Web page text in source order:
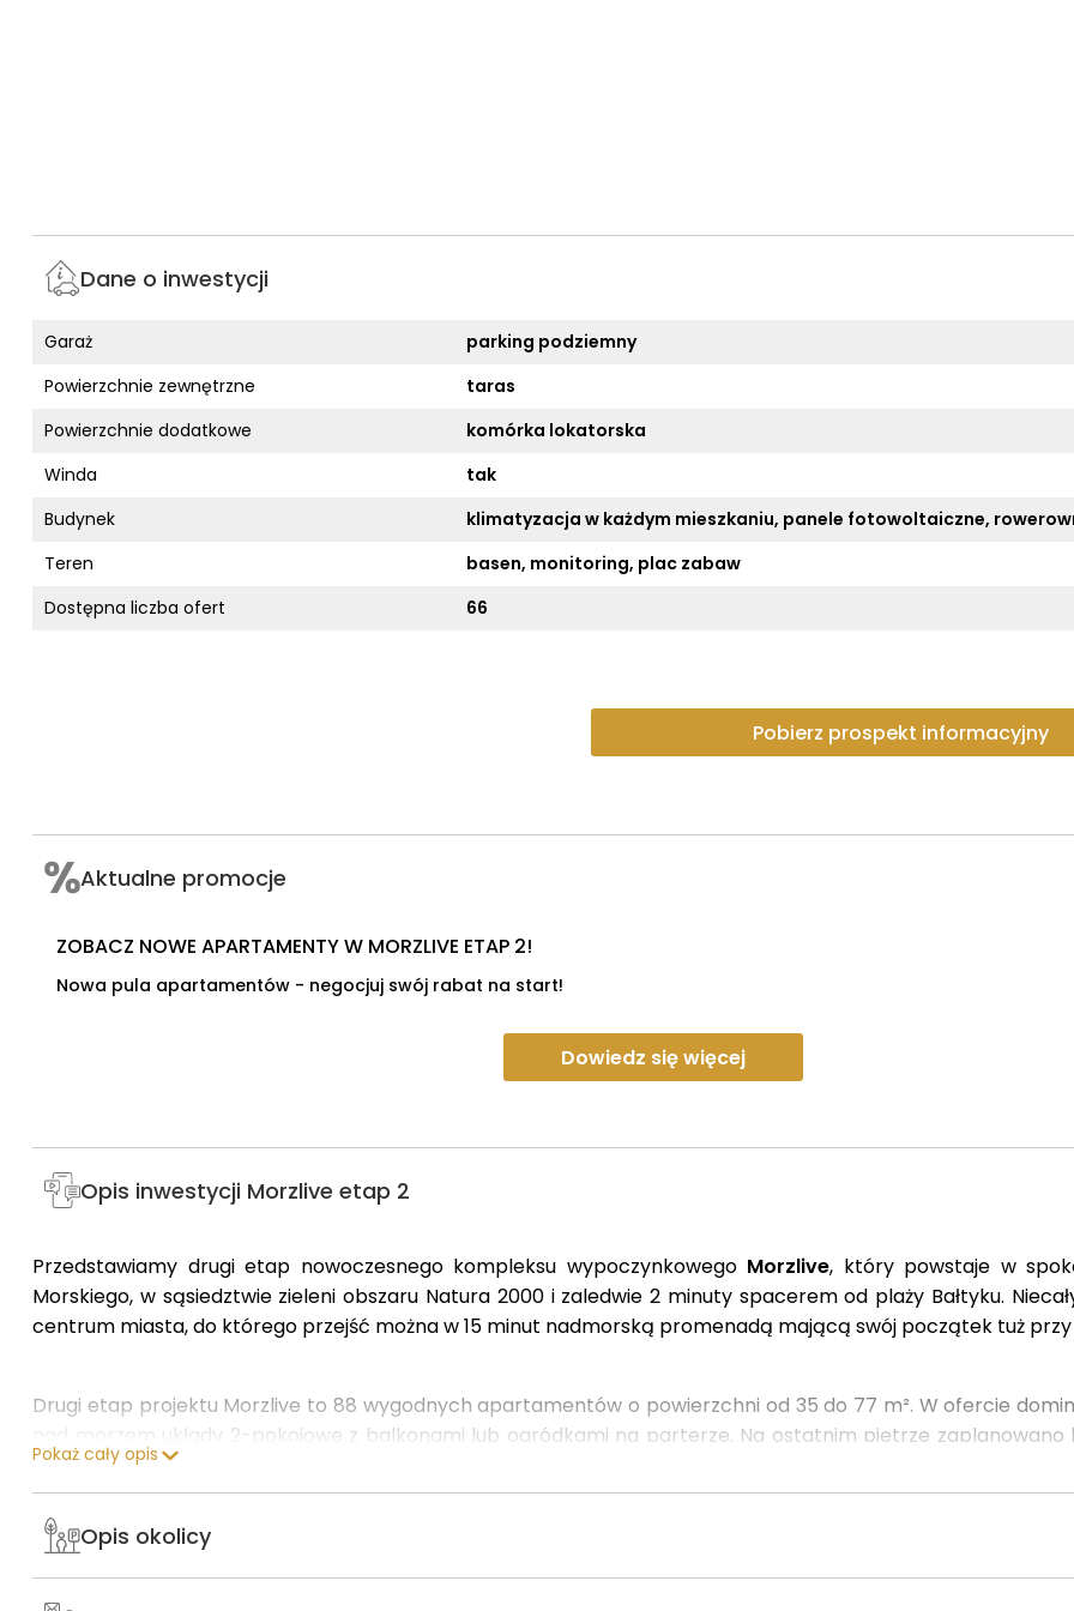
Dane o inwestycji
Garaż
parking podziemny
Powierzchnie zewnętrzne
taras
Powierzchnie dodatkowe
komórka lokatorska
Winda
tak
Budynek
klimatyzacja w każdym mieszkaniu, panele fotowoltaiczne,
Teren
basen, monitoring, plac zabaw
Dostępna liczba ofert
66
Pobierz prospekt informacyjny
Aktualne promocje
ZOBACZ NOWE APARTAMENTY W MORZLIVE ETAP 2!
Nowa pula apartamentów - negocjuj swój rabat na start!
Dowiedz się więcej
Opis inwestycji Morzlive etap 2
Przedstawiamy drugi etap nowoczesnego kompleksu wypoczynkowego Morzlive, który powstaje w
Morskiego, w sąsiedztwie zieleni obszaru Natura 2000 i zaledwie 2 minuty spacerem od plaży Bałtyku.
centrum miasta, do którego przejść można w 15 minut nadmorską promenadą mającą swój początek tuż
Drugi etap projektu Morzlive to 88 wygodnych apartamentów o powierzchni od 35 do 77 m². W ofercie
nad morzem układy 2-pokojowe z balkonami lub ogródkami na parterze. Na ostatnim piętrze
dwupoziomowe apartamenty z tarasami o powierzchni nawet 86 m² oraz prywatnym jacuzzi w standardzie.
Lokale mają status mieszkań i są sprzedawane z 8% stawką podatku VAT. Oznacza to bezpieczeństwo
deweloperską oraz niższe koszty eksploatacji w przyszłości.
Pokaż cały opis
Opis okolicy